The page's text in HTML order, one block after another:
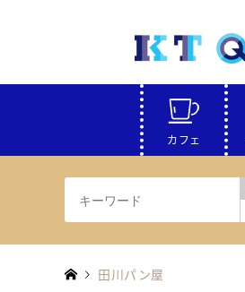
カフェ
田川パン屋